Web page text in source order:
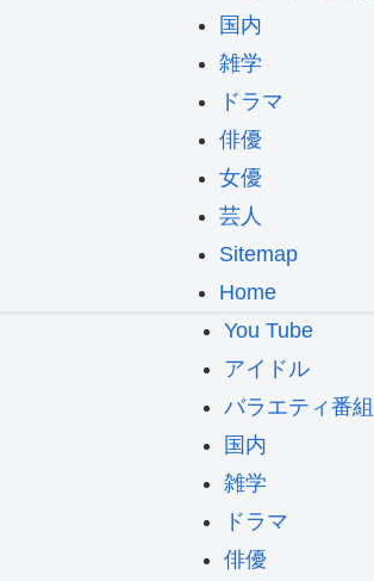
国内
雑学
ドラマ
俳優
女優
芸人
Sitemap
Home
You Tube
アイドル
バラエティ番組
国内
雑学
ドラマ
俳優